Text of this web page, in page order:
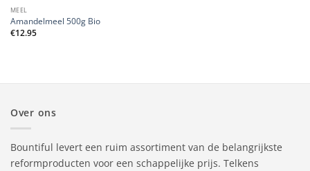
MEEL
Amandelmeel 500g Bio
€12.95
Over ons
Bountiful levert een ruim assortiment van de belangrijkste
reformproducten voor een schappelijke prijs. Telkens